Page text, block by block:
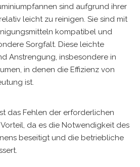
sind aufgrund ihrer
leicht zu reinigen. Sie sind mit
kompatibel und
Sorgfalt. Diese leichte
Anstrengung, insbesondere in
in denen die Effizienz von
ist.
das Fehlen der erforderlichen
da es die Notwendigkeit des
beseitigt und die betriebliche